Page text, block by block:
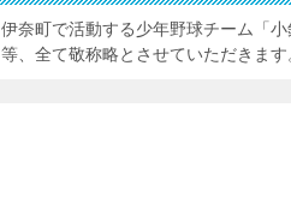
伊奈町で活動する少年野球チーム「
等、全て敬称略とさせていただきます